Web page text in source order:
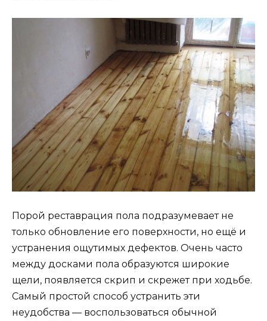
Порой реставрация пола подразумевает не
только обновление его поверхности, но ещё и
устранения ощутимых дефектов. Очень часто
между досками пола образуются широкие
щели, появляется скрип и скрежет при ходьбе.
Самый простой способ устранить эти
неудобства — воспользоваться обычной